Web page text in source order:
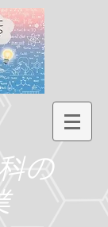
の